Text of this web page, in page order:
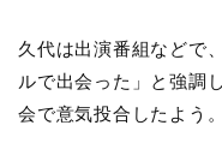
久代は出演番組などで
ルで出会った」と強調
会で意気投合したよう。